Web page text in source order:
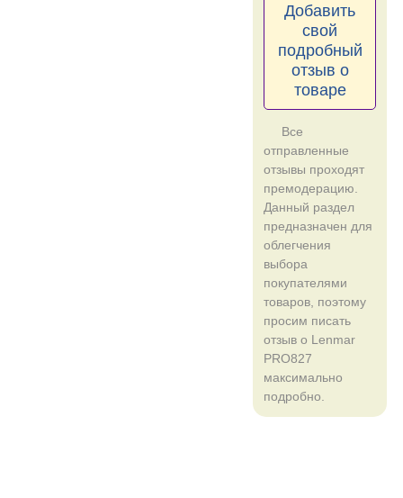
Добавить
свой
подробный
отзыв о
товаре
Все
отправленные
отзывы проходят
премодерацию.
Данный раздел
предназначен для
облегчения
выбора
покупателями
товаров, поэтому
просим писать
отзыв о Lenmar
PRO827
максимально
подробно.